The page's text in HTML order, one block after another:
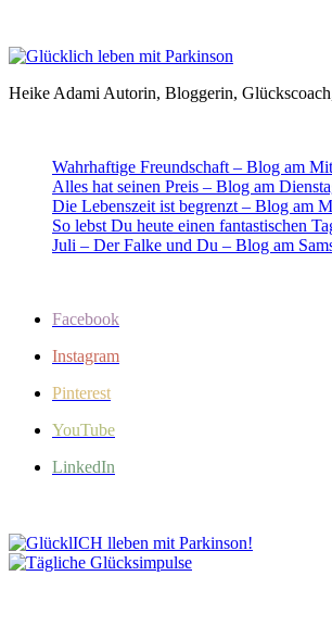
Heike Adami Autorin, Bloggerin,
Wahrhaftige Freundschaft – Blog am
Alles hat seinen Preis – Blog am
Die Lebenszeit ist begrenzt – Blog am
So lebst Du heute einen fantastischen
Juli – Der Falke und Du – Blog am
Facebook
Instagram
Pinterest
YouTube
LinkedIn